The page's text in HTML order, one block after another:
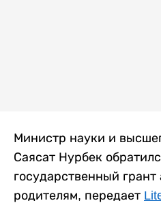
Министр науки и
Саясат Нурбек
государственный
родителям, передает